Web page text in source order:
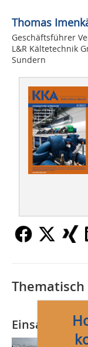
Thomas
Geschäftsführer
L&R Kältetechnik
Sundern
Einsatz